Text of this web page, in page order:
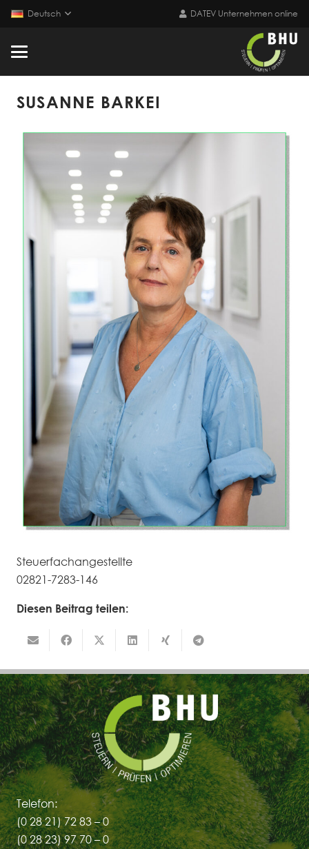
Deutsch DATEV Unternehmen online
SUSANNE BARKEI
Steuerfachangestellte
02821-7283-146
Diesen Beitrag teilen:
Telefon:
(0 28 21) 72 83 – 0
(0 28 23) 97 70 – 0